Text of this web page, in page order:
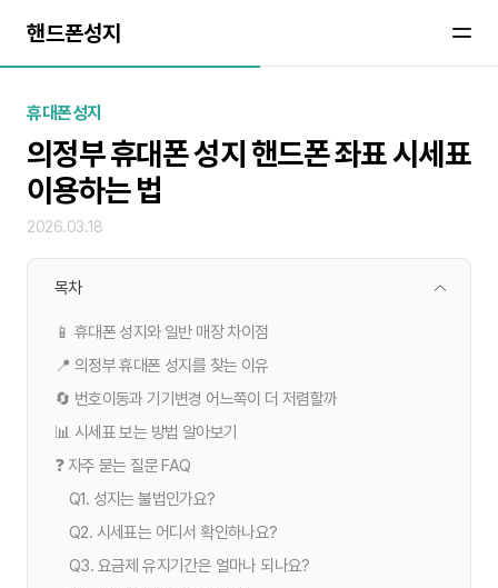
핸드폰성지
휴대폰성지
의정부 휴대폰 성지 핸드폰 좌표 시세표
이용하는 법
2026.03.18
목차
📱 휴대폰 성지와 일반 매장 차이점
📍 의정부 휴대폰 성지를 찾는 이유
🔄 번호이동과 기기변경 어느쪽이 더 저렴할까
📊 시세표 보는 방법 알아보기
❓ 자주 묻는 질문 FAQ
Q1. 성지는 불법인가요?
Q2. 시세표는 어디서 확인하나요?
Q3. 요금제 유지기간은 얼마나 되나요?